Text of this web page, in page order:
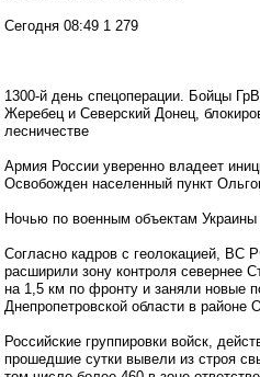
Сегодня 08:49 1 279
1300-й день спецоперации. Бойцы
Жеребец и Северский Донец,
лесничестве
Армия России уверенно владеет
Освобожден населенный пункт
Ночью по военным объектам
Согласно кадров с геолокацией, ВС
расширили зону контроля севернее
на 1,5 км по фронту и заняли новые
Днепропетровской области в районе
Российские группировки войск,
прошедшие сутки вывели из строя